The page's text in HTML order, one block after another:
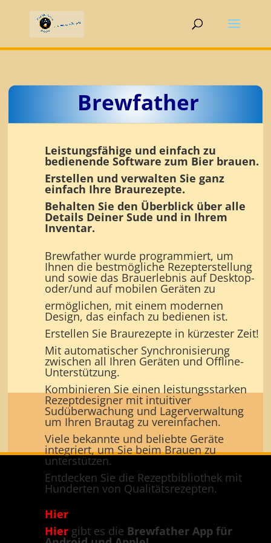
Brewfather
Leistungsfähige und einfach zu
bedienende Software zum Bier brauen.
Erstellen und verwalten Sie ganz
einfach Ihre Braurezepte.
Behalten Sie den Überblick über alle
Details Deiner Sude und in Ihrem
Inventar.
Brewfather wurde programmiert, um
Ihnen die bestmögliche Rezepterstellung
und sowie das Brauerlebnis auf Desktop-
oder/und auf mobilen Geräten zu
ermöglichen, mit einem modernen
Design, das einfach zu bedienen ist.
Erstellen Sie Braurezepte in kürzester Zeit!
Mit automatischer Synchronisierung
zwischen all Ihren Geräten und Offline-
Unterstützung.
Kombinieren Sie einen leistungsstarken
Rezeptdesigner mit intuitiver
Sudüberwachung und Lagerverwaltung
um Ihren Brautag zu vereinfachen.
Viele bekannte und beliebte Geräte
integriert, um Sie beim Brauen zu
unterstützen.
Entdecken Sie die Rezeptbibliothek mit
Hunderten von Qualitätsrezepten.
Hier
Hier gibt es die Brewfather App für